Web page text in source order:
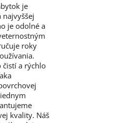
je
najvyššej
je odolné a
roky
čistí a rýchlo
kvality. Náš